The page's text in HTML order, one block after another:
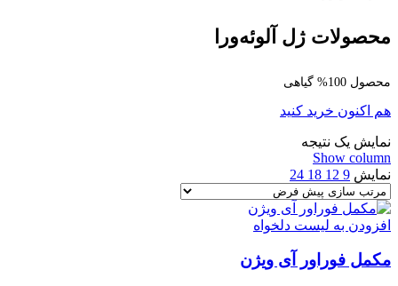
محصولات ژل آلوئه‌ورا
محصول 100% گیاهی
هم اکنون خرید کنید
نمایش یک نتیجه
Show column
نمایش 9
12
18
24
افزودن به لیست دلخواه
مکمل فوراور آی ویژن